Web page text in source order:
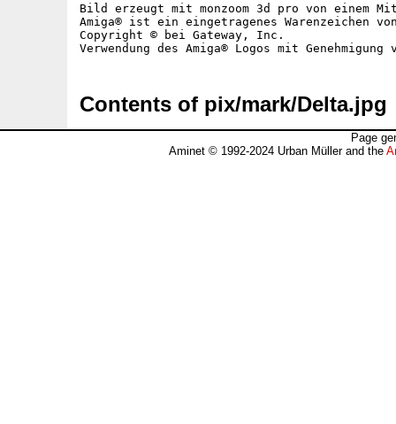
Bild erzeugt mit monzoom 3d pro von einem
Amiga® ist ein eingetragenes Warenzeichen
Copyright © bei Gateway, Inc.
Contents of pix/mark/Delta.jpg
Page
Aminet © 1992-2024 Urban Müller and the